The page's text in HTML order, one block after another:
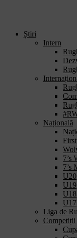
Știri
Intern
Națională
7’s
7’s
U20
U19
U18
U17
Liga de
Competiții